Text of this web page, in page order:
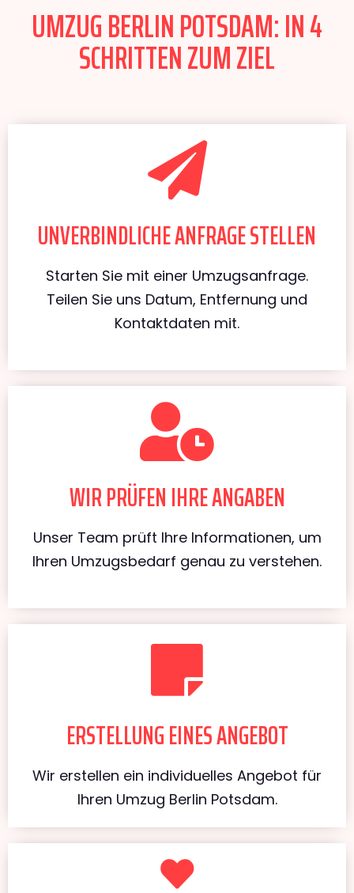
UMZUG BERLIN POTSDAM: IN 4
SCHRITTEN ZUM ZIEL
UNVERBINDLICHE ANFRAGE STELLEN
Starten Sie mit einer Umzugsanfrage.
Teilen Sie uns Datum, Entfernung und
Kontaktdaten mit.
WIR PRÜFEN IHRE ANGABEN
Unser Team prüft Ihre Informationen, um
Ihren Umzugsbedarf genau zu verstehen.
ERSTELLUNG EINES ANGEBOT
Wir erstellen ein individuelles Angebot für
Ihren Umzug Berlin Potsdam.